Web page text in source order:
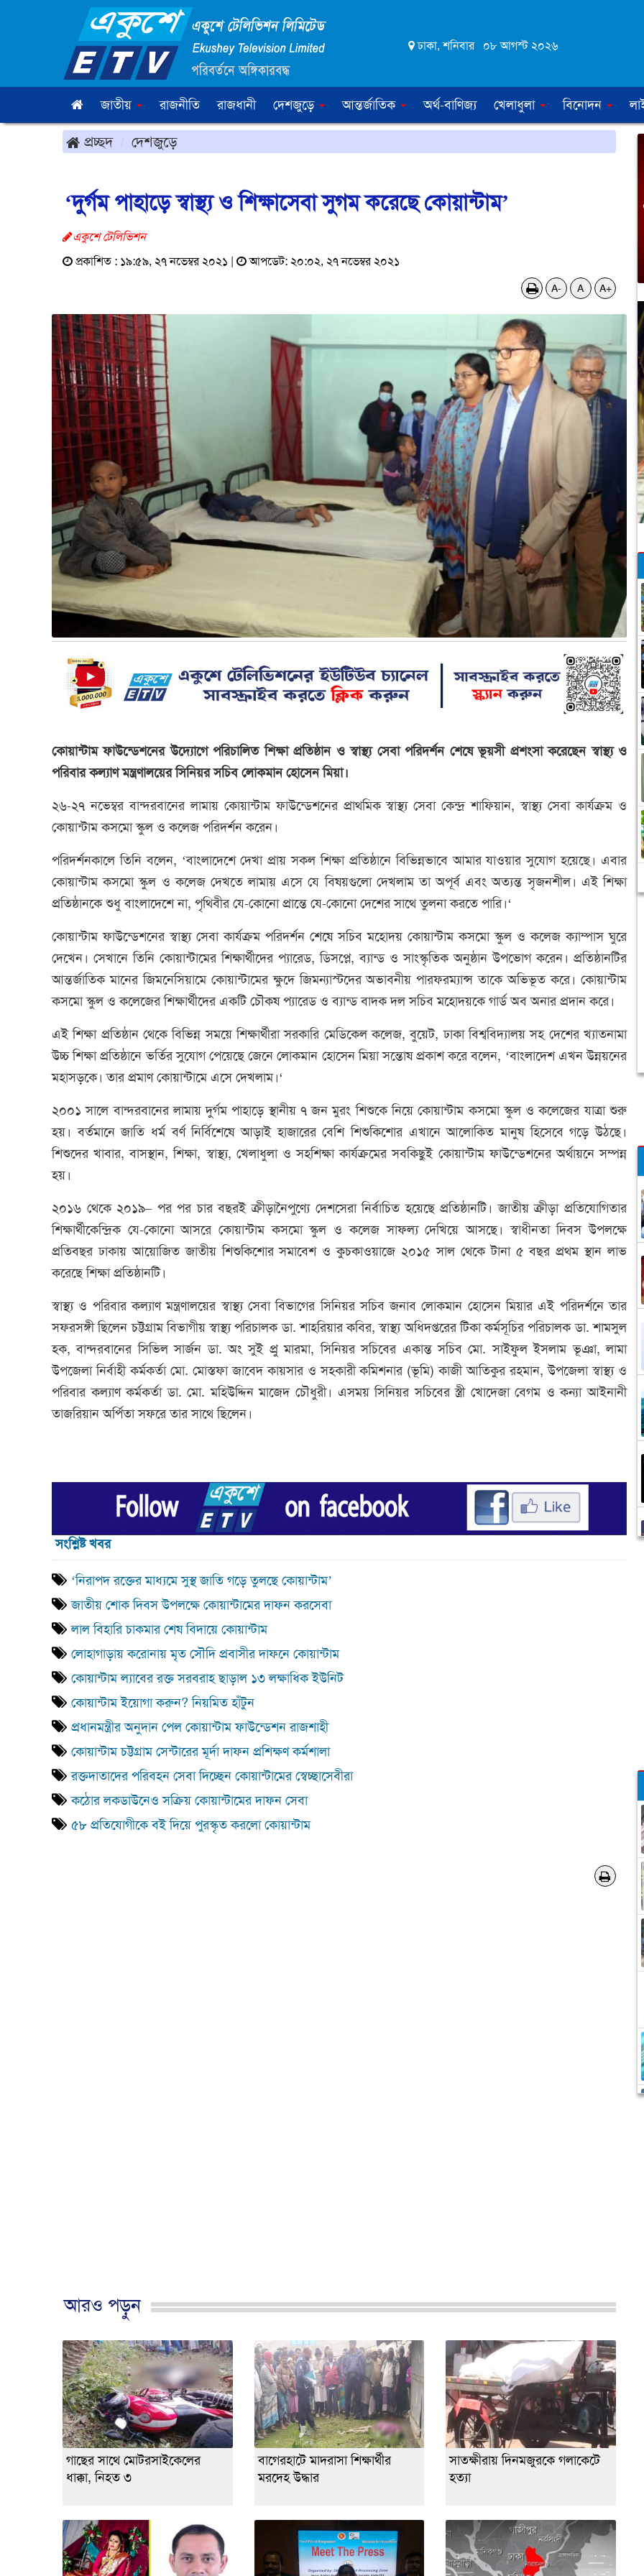
ঢাকা, শনিবার ০৮ আগস্ট ২০২৬
জাতীয় রাজনীতি রাজধানী দেশজুড়ে আন্তর্জাতিক অর্থ-বাণিজ্য খেলাধুলা বিনোদন
প্রচ্ছদ দেশজুড়ে
‘দুর্গম পাহাড়ে স্বাস্থ্য ও শিক্ষাসেবা সুগম করেছে কোয়ান্টাম’
একুশে টেলিভিশন
প্রকাশিত : ১৯:৫৯, ২৭ নভেম্বর ২০২১ |
আপডেট: ২০:০২, ২৭ নভেম্বর ২০২১
A- A A+
কোয়ান্টাম ফাউন্ডেশনের উদ্যোগে পরিচালিত শিক্ষা প্রতিষ্ঠান ও স্বাস্থ্য সেবা পরিদর্শন শেষে ভূয়সী প্রশংসা করেছেন স্বাস্থ্য ও
পরিবার কল্যাণ মন্ত্রণালয়ের সিনিয়র সচিব লোকমান হোসেন মিয়া।
২৬-২৭ নভেম্বর বান্দরবানের লামায় কোয়ান্টাম ফাউন্ডেশনের প্রাথমিক স্বাস্থ্য সেবা কেন্দ্র শাফিয়ান, স্বাস্থ্য সেবা কার্যক্রম ও
কোয়ান্টাম কসমো স্কুল ও কলেজ পরিদর্শন করেন।
পরিদর্শনকালে তিনি বলেন, ‘বাংলাদেশে দেখা প্রায় সকল শিক্ষা প্রতিষ্ঠানে বিভিন্নভাবে আমার যাওয়ার সুযোগ হয়েছে। এবার
কোয়ান্টাম কসমো স্কুল ও কলেজ দেখতে লামায় এসে যে বিষয়গুলো দেখলাম তা অপূর্ব এবং অত্যন্ত সৃজনশীল। এই শিক্ষা
প্রতিষ্ঠানকে শুধু বাংলাদেশে না, পৃথিবীর যে-কোনো প্রান্তে যে-কোনো দেশের সাথে তুলনা করতে পারি।‘
কোয়ান্টাম ফাউন্ডেশনের স্বাস্থ্য সেবা কার্যক্রম পরিদর্শন শেষে সচিব মহোদয় কোয়ান্টাম কসমো স্কুল ও কলেজ ক্যাম্পাস ঘুরে
দেখেন। সেখানে তিনি কোয়ান্টামের শিক্ষার্থীদের প্যারেড, ডিসপ্লে, ব্যান্ড ও সাংস্কৃতিক অনুষ্ঠান উপভোগ করেন। প্রতিষ্ঠানটির
আন্তর্জাতিক মানের জিমনেসিয়ামে কোয়ান্টামের ক্ষুদে জিমন্যাস্টদের অভাবনীয় পারফরম্যান্স তাকে অভিভূত করে। কোয়ান্টাম
কসমো স্কুল ও কলেজের শিক্ষার্থীদের একটি চৌকষ প্যারেড ও ব্যান্ড বাদক দল সচিব মহোদয়কে গার্ড অব অনার প্রদান করে।
এই শিক্ষা প্রতিষ্ঠান থেকে বিভিন্ন সময়ে শিক্ষার্থীরা সরকারি মেডিকেল কলেজ, বুয়েট, ঢাকা বিশ্ববিদ্যালয় সহ দেশের খ্যাতনামা
উচ্চ শিক্ষা প্রতিষ্ঠানে ভর্তির সুযোগ পেয়েছে জেনে লোকমান হোসেন মিয়া সন্তোষ প্রকাশ করে বলেন, ‘বাংলাদেশ এখন উন্নয়নের
মহাসড়কে। তার প্রমাণ কোয়ান্টামে এসে দেখলাম।‘
২০০১ সালে বান্দরবানের লামায় দুর্গম পাহাড়ে স্থানীয় ৭ জন মুরং শিশুকে নিয়ে কোয়ান্টাম কসমো স্কুল ও কলেজের যাত্রা শুরু
হয়। বর্তমানে জাতি ধর্ম বর্ণ নির্বিশেষে আড়াই হাজারের বেশি শিশুকিশোর এখানে আলোকিত মানুষ হিসেবে গড়ে উঠছে।
শিশুদের খাবার, বাসস্থান, শিক্ষা, স্বাস্থ্য, খেলাধুলা ও সহশিক্ষা কার্যক্রমের সবকিছুই কোয়ান্টাম ফাউন্ডেশনের অর্থায়নে সম্পন্ন
হয়।
২০১৬ থেকে ২০১৯– পর পর চার বছরই ক্রীড়ানৈপুণ্যে দেশসেরা নির্বাচিত হয়েছে প্রতিষ্ঠানটি। জাতীয় ক্রীড়া প্রতিযোগিতার
শিক্ষার্থীকেন্দ্রিক যে-কোনো আসরে কোয়ান্টাম কসমো স্কুল ও কলেজ সাফল্য দেখিয়ে আসছে। স্বাধীনতা দিবস উপলক্ষে
প্রতিবছর ঢাকায় আয়োজিত জাতীয় শিশুকিশোর সমাবেশ ও কুচকাওয়াজে ২০১৫ সাল থেকে টানা ৫ বছর প্রথম স্থান লাভ
করেছে শিক্ষা প্রতিষ্ঠানটি।
স্বাস্থ্য ও পরিবার কল্যাণ মন্ত্রণালয়ের স্বাস্থ্য সেবা বিভাগের সিনিয়র সচিব জনাব লোকমান হোসেন মিয়ার এই পরিদর্শনে তার
সফরসঙ্গী ছিলেন চট্টগ্রাম বিভাগীয় স্বাস্থ্য পরিচালক ডা. শাহরিয়ার কবির, স্বাস্থ্য অধিদপ্তরের টিকা কর্মসূচির পরিচালক ডা. শামসুল
হক, বান্দরবানের সিভিল সার্জন ডা. অং সুই প্রু মারমা, সিনিয়র সচিবের একান্ত সচিব মো. সাইফুল ইসলাম ভূঞা, লামা
উপজেলা নির্বাহী কর্মকর্তা মো. মোস্তফা জাবেদ কায়সার ও সহকারী কমিশনার (ভূমি) কাজী আতিকুর রহমান, উপজেলা স্বাস্থ্য ও
পরিবার কল্যাণ কর্মকর্তা ডা. মো. মহিউদ্দিন মাজেদ চৌধুরী। এসময় সিনিয়র সচিবের স্ত্রী খোদেজা বেগম ও কন্যা আইনানী
তাজরিয়ান অর্পিতা সফরে তার সাথে ছিলেন।
সংশ্লিষ্ট খবর
‘নিরাপদ রক্তের মাধ্যমে সুস্থ জাতি গড়ে তুলছে কোয়ান্টাম’
জাতীয় শোক দিবস উপলক্ষে কোয়ান্টামের দাফন করসেবা
লাল বিহারি চাকমার শেষ বিদায়ে কোয়ান্টাম
লোহাগাড়ায় করোনায় মৃত সৌদি প্রবাসীর দাফনে কোয়ান্টাম
কোয়ান্টাম ল্যাবের রক্ত সরবরাহ ছাড়াল ১৩ লক্ষাধিক ইউনিট
কোয়ান্টাম ইয়োগা করুন? নিয়মিত হাঁটুন
প্রধানমন্ত্রীর অনুদান পেল কোয়ান্টাম ফাউন্ডেশন রাজশাহী
কোয়ান্টাম চট্টগ্রাম সেন্টারের মূর্দা দাফন প্রশিক্ষণ কর্মশালা
রক্তদাতাদের পরিবহন সেবা দিচ্ছেন কোয়ান্টামের স্বেচ্ছাসেবীরা
কঠোর লকডাউনেও সক্রিয় কোয়ান্টামের দাফন সেবা
৫৮ প্রতিযোগীকে বই দিয়ে পুরস্কৃত করলো কোয়ান্টাম
আরও পড়ুন
গাছের সাথে মোটরসাইকেলের
ধাক্কা, নিহত ৩
বাগেরহাটে মাদরাসা শিক্ষার্থীর
মরদেহ উদ্ধার
সাতক্ষীরায় দিনমজুরকে গলাকেটে
হত্যা